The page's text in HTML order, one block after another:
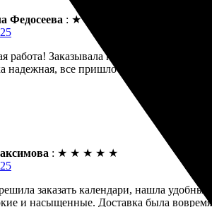
Федосеева : ★
работа! Заказывала календари,
надежная, все пришло в целости.
: ★ ★ ★ ★ ★
заказать календари, нашла
и насыщенные. Доставка была